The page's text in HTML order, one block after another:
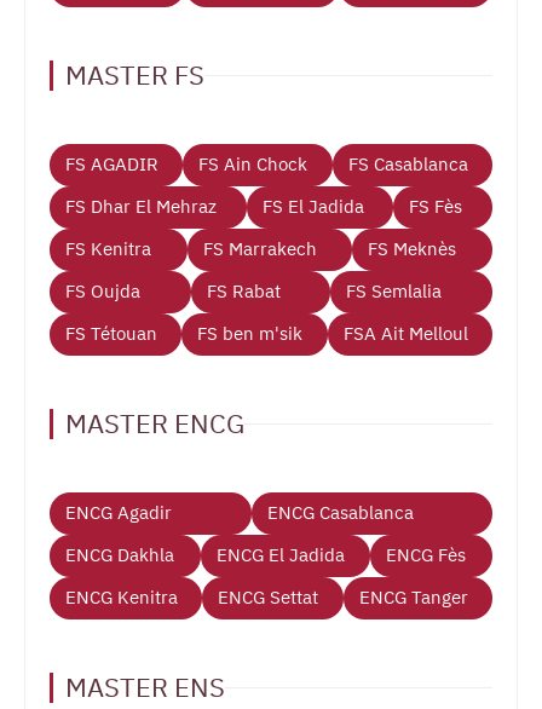
MASTER FS
FS AGADIR FS Ain Chock
FS Casablanca
FS Dhar El Mehraz
FS El Jadida
FS Fès
FS Kenitra
FS Marrakech
FS Meknès
FS Oujda
FS Rabat
FS Semlalia
FS Tétouan
FS ben m'sik FSA Ait Melloul
MASTER ENCG
ENCG Agadir
ENCG Casablanca
ENCG Dakhla
ENCG El Jadida
ENCG Fès
ENCG Kenitra
ENCG Settat ENCG Tanger
MASTER ENS